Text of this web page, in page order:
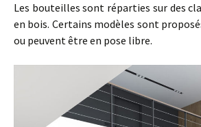
Les bouteilles sont réparties sur des
en bois. Certains modèles sont
ou peuvent être en pose libre.